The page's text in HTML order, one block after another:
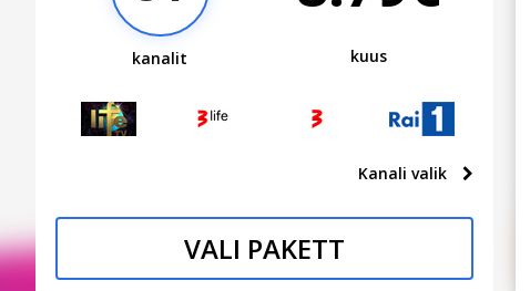
kanalit kuus
Kanali valik
VALI PAKETT